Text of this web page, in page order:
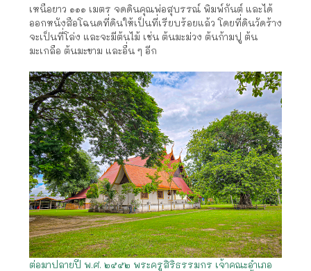
เหนือยาว ๑๑๑ เมตร จดดินคุณพ่อสุบรรณ์ พิมพ์กันต์ และได้
ออกหนังสือโฉนดที่ดินให้เป็นที่เรียบร้อยแล้ว โดยที่ดินวัดร้าง
จะเป็นที่โล่ง และจะมีต้นไม้ เช่น ต้นมะม่วง ต้นก้ามปู ต้น
มะเกลือ ต้นมะขาม และอื่น ๆ อีก
ต่อมาปลายปี พ.ศ. ๒๕๕๒ พระครูสิริธรรมกร เจ้าคณะอำเภอ